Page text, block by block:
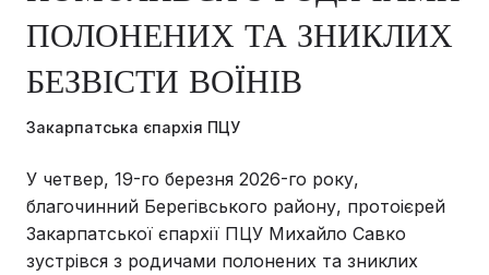
ПОЛОНЕНИХ ТА ЗНИКЛИХ
БЕЗВІСТИ ВОЇНІВ
Закарпатська єпархія ПЦУ
У четвер, 19-го березня 2026-го року,
благочинний Берегівського району, протоієрей
Закарпатської єпархії ПЦУ Михайло Савко
зустрівся з родичами полонених та зниклих